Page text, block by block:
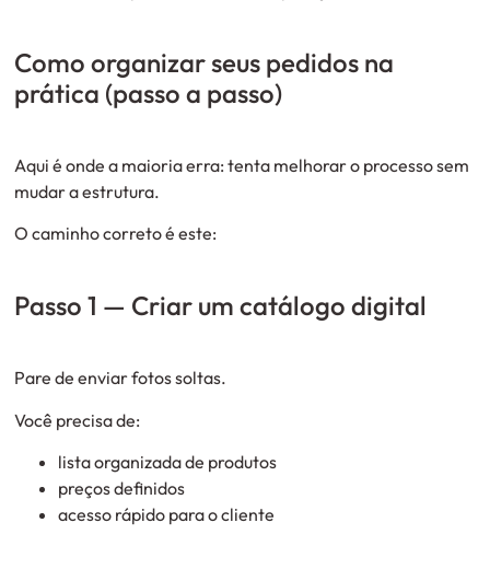
Como organizar seus pedidos na
prática (passo a passo)
Aqui é onde a maioria erra: tenta melhorar o processo sem
mudar a estrutura.
O caminho correto é este:
Passo 1 — Criar um catálogo digital
Pare de enviar fotos soltas.
Você precisa de:
lista organizada de produtos
preços definidos
acesso rápido para o cliente